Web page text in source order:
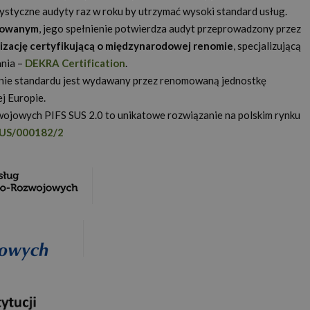
audyty raz w roku by utrzymać wysoki standard usług.
, jego spełnienie potwierdza audyt przeprowadzony przez
certyfikującą o międzynarodowej renomie, specjalizującą
– DEKRA Certification.
standardu jest wydawany przez renomowaną jednostkę
Europie.
PIFS SUS 2.0 to unikatowe rozwiązanie na polskim rynku
000182/2
użytkownika między stronami.
Provider/Domena
Okres
.proedukacja.edu.pl
Google LLC
.proedukacja.edu.pl
Ta nazwa pliku cookie jest powiązana z
Polityce prywatności Google